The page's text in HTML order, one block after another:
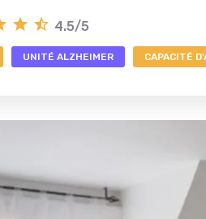
4.5/5
UNITÉ ALZHEIMER CAPACITÉ